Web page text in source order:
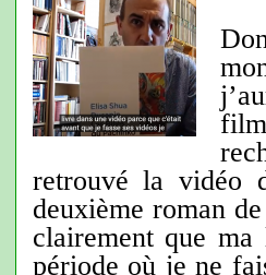
retrouvé la vidéo
deuxième roman
clairement que ma
période où je ne